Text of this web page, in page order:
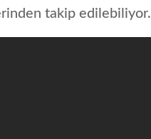
takip edilebiliyor.